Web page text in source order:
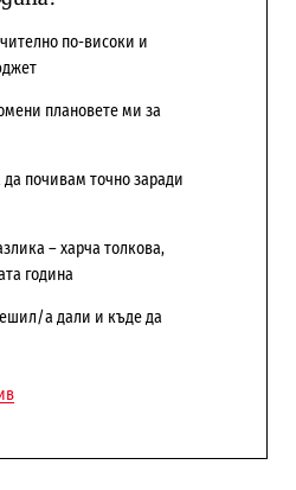
по-високи и
плановете ми за
да почивам точно заради
– харча толкова,
година
а дали и къде да